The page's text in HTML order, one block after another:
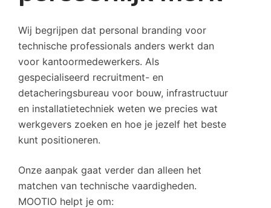
Wij begrijpen dat personal branding voor
technische professionals anders werkt dan
voor kantoormedewerkers. Als
gespecialiseerd recruitment- en
detacheringsbureau voor bouw, infrastructuur
en installatietechniek weten we precies wat
werkgevers zoeken en hoe je jezelf het beste
kunt positioneren.
Onze aanpak gaat verder dan alleen het
matchen van technische vaardigheden.
MOOTIO helpt je om: